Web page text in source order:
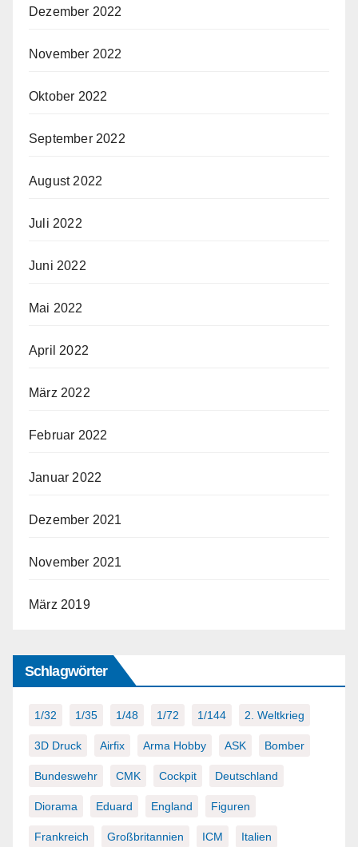
Dezember 2022
November 2022
Oktober 2022
September 2022
August 2022
Juli 2022
Juni 2022
Mai 2022
April 2022
März 2022
Februar 2022
Januar 2022
Dezember 2021
November 2021
März 2019
Schlagwörter
1/32 1/35 1/48 1/72 1/144 2. Weltkrieg
3D Druck Airfix Arma Hobby ASK Bomber
Bundeswehr CMK Cockpit Deutschland
Diorama Eduard England Figuren
Frankreich Großbritannien ICM Italien